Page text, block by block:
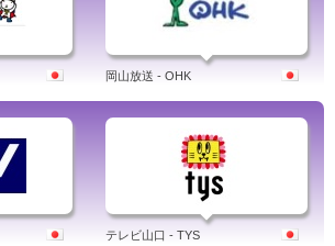
岡山放送 - OHK
テレビ山口 - TYS